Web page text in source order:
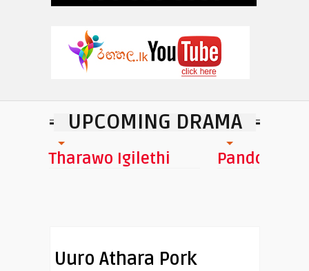
UPCOMING DRAMA
Tharawo Igilethi Pandora
Uuro Athara Pork